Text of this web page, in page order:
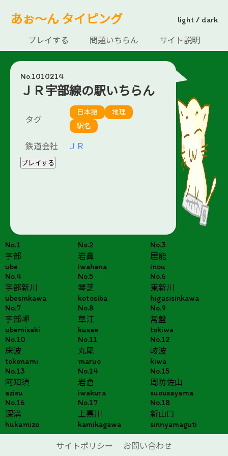
あぉ～ん タイピング light / dark
プレイする 問題いちらん サイト説明
No.1010214
ＪＲ宇部線の駅いちらん
タグ
日本語
地理
駅名
鉄道会社 ＪＲ
プレイする
No.1
宇部
ube
No.2
岩鼻
iwahana
No.3
居能
inou
No.4
宇部新川
ubesinkawa
No.5
琴芝
kotosiba
No.6
東新川
higasisinkawa
No.7
宇部岬
ubemisaki
No.8
草江
kusae
No.9
常盤
tokiwa
No.10
床波
tokonami
No.11
丸尾
maruo
No.12
岐波
kiwa
No.13
阿知須
azisu
No.14
岩倉
iwakura
No.15
周防佐山
suousayama
No.16
深溝
hukamizo
No.17
上嘉川
kamikagawa
No.18
新山口
sinnyamaguti
サイトポリシー お問い合わせ